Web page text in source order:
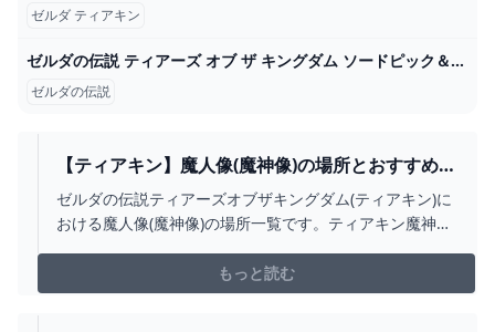
ゼルダ ティアキン
ゼルダの伝説 ティアーズ オブ ザ キングダム ソードピック＆グミ｜発売日：2023年5月15日｜バンダイ キャンディ公式サイト
ゼルダの伝説
【ティアキン】魔人像(魔神像)の場所とおすすめ交
換アイテム【ゼルダの伝説ティアーズオブザキン
グダム】 - ゲームウィズ
ゼルダの伝説ティアーズオブザキングダム(ティアキン)に
おける魔人像(魔神像)の場所一覧です。ティアキン魔神像
もっと読む